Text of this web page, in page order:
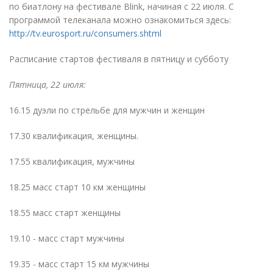
по биатлону на фестивале Blink, начиная с 22 июля. С
программой телеканала можно ознакомиться здесь:
http://tv.eurosport.ru/consumers.shtml
Расписание стартов фестиваля в пятницу и субботу
Пятница, 22 июля:
16.15 дуэли по стрельбе для мужчин и женщин
17.30 квалификация, женщины.
17.55 квалификация, мужчины
18.25 масс старт 10 км женщины
18.55 масс старт женщины
19.10 - масс старт мужчины
19.35 - масс старт 15 км мужчины